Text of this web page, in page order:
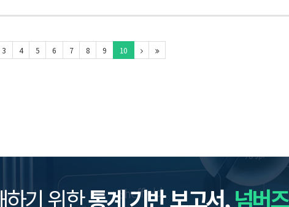
3 4 5 6 7 8 9 10
하기 위한통계 기반 보고서,넘버즈